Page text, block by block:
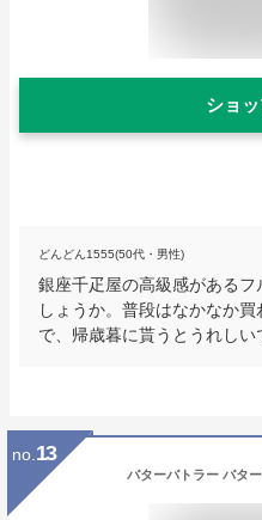
ショ
どんどん1555(50代・男性)
銀座千疋屋の高級感がある
しょうか。普段はなかなか
で、帰歳暮に貰うとうれしい
no. 13
バターバトラー バタ